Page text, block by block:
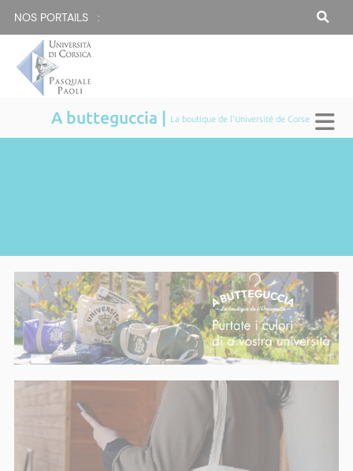
NOS PORTAILS :
A butteguccia | La boutique de l'Université de Corse